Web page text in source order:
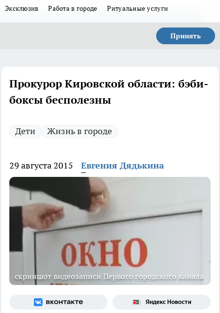
Эксклюзив Работа в городе Ритуальные услуги
Принять
Прокурор Кировской области: бэби-
боксы бесполезны
Дети Жизнь в городе
29 августа 2015 Евгения Дядькина
скриншот видеозаписи Первого городского канала